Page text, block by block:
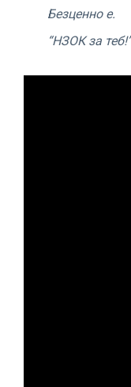
Безценно е.
“НЗОК за